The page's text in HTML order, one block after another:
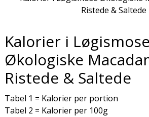
Kalorier i Løgismose
Økologiske
Ristede & Saltede
Tabel 1 = Kalorier per portion
Tabel 2 = Kalorier per 100g